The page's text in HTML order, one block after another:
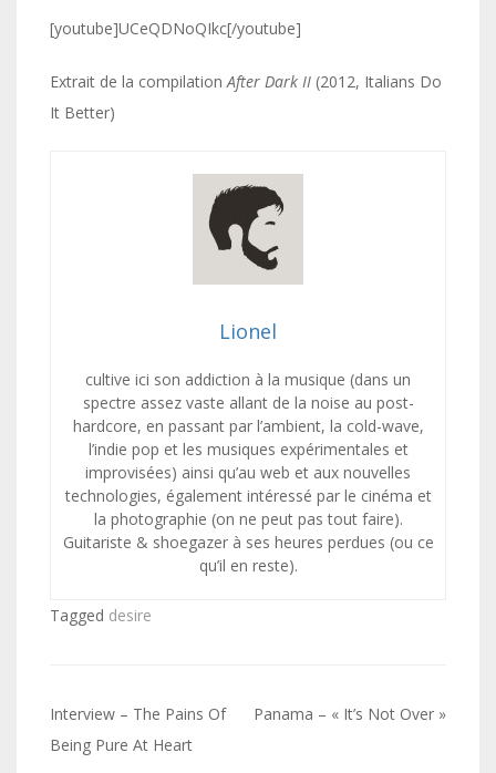
[youtube]UCeQDNoQIkc[/youtube]
Extrait de la compilation After Dark II (2012, Italians Do
It Better)
Lionel
cultive ici son addiction à la musique (dans un
spectre assez vaste allant de la noise au post-
hardcore, en passant par l’ambient, la cold-wave,
l’indie pop et les musiques expérimentales et
improvisées) ainsi qu’au web et aux nouvelles
technologies, également intéressé par le cinéma et
la photographie (on ne peut pas tout faire).
Guitariste & shoegazer à ses heures perdues (ou ce
qu’il en reste).
Tagged desire
Navigation
de
Interview – The Pains Of
Being Pure At Heart
Panama – « It’s Not Over »